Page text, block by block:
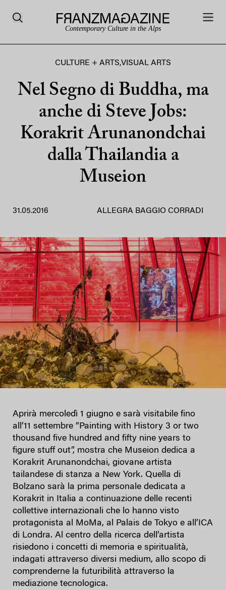
Contemporary Culture in the Alps
CULTURE + ARTS,VISUAL ARTS
Nel Segno di Buddha, ma
anche di Steve Jobs:
Korakrit Arunanondchai
dalla Thailandia a
Museion
31.05.2016 ALLEGRA BAGGIO CORRADI
Aprirà mercoledì 1 giugno e sarà visitabile fino
all’11 settembre “Painting with History 3 or two
thousand five hundred and fifty nine years to
figure stuff out”, mostra che Museion dedica a
Korakrit Arunanondchai, giovane artista
tailandese di stanza a New York. Quella di
Bolzano sarà la prima personale dedicata a
Korakrit in Italia a continuazione delle recenti
collettive internazionali che lo hanno visto
protagonista al MoMa, al Palais de Tokyo e all’ICA
di Londra. Al centro della ricerca dell’artista
risiedono i concetti di memoria e spiritualità,
indagati attraverso diversi medium, allo scopo di
comprenderne la futuribilità attraverso la
mediazione tecnologica.